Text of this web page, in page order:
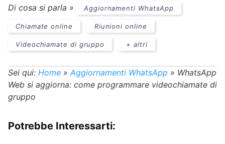
Di cosa si parla » Aggiornamenti WhatsApp
Chiamate online Riunioni online
Videochiamate di gruppo + altri
Sei qui: Home » Aggiornamenti WhatsApp » WhatsApp
Web si aggiorna: come programmare videochiamate di
gruppo
Potrebbe Interessarti: